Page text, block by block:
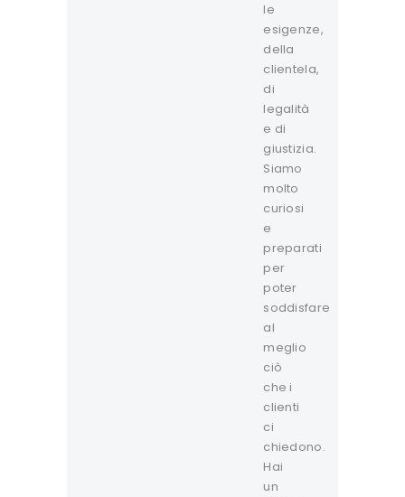
le
esigenze,
della
clientela,
di
legalità
e di
giustizia.
Siamo
molto
curiosi
e
preparati
per
poter
soddisfare
al
meglio
ciò
che i
clienti
ci
chiedono.
Hai
un